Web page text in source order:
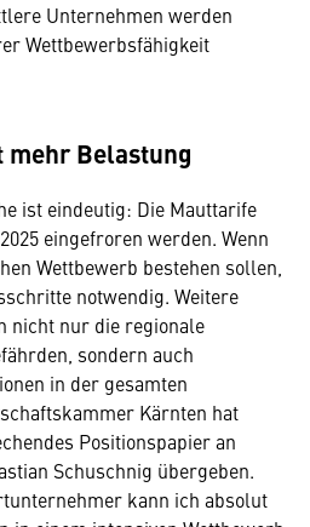
Unternehmen werden
Wettbewerbsfähigkeit
Belastung
ist eindeutig: Die Mauttarife
eingefroren werden. Wenn
Wettbewerb bestehen sollen,
notwendig. Weitere
nicht nur die regionale
sondern auch
in der gesamten
Kärnten hat
Positionspapier an
Schuschnig übergeben.
kann ich absolut